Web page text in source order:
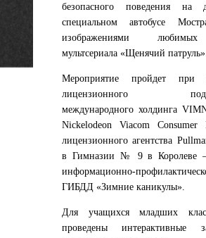
безопасного поведения на
специальном автобусе
изображениями
мультсериала «Щенячий патруль».
Мероприятие пройдет при
лицензионного
международного холдинга
Nickelodeon Viacom Consumer
лицензионного агентства
в Гимназии № 9 в Королеве
информационно-
ГИБДД «Зимние каникулы».
Для учащихся младших
проведены интерактивные